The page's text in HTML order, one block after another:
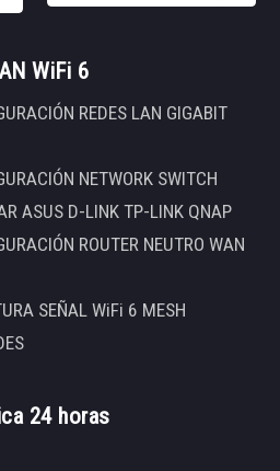
WiFi 6
REDES LAN GIGABIT
NETWORK SWITCH
ASUS D-LINK TP-LINK QNAP
ROUTER NEUTRO WAN
SEÑAL WiFi 6 MESH
24 horas